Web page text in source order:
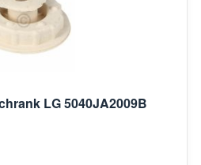
LG 5040JA2009B